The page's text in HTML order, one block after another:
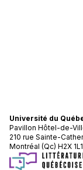
Université du
Pavillon Hôtel-de-
210 rue Sainte-
Montréal (Qc) H2X 1L1